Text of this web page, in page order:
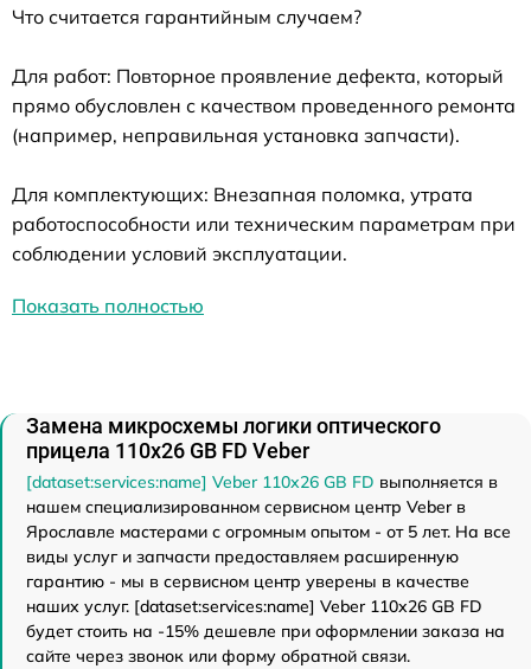
Что считается гарантийным случаем?
Для работ: Повторное проявление дефекта, который
прямо обусловлен с качеством проведенного ремонта
(например, неправильная установка запчасти).
Для комплектующих: Внезапная поломка, утрата
работоспособности или техническим параметрам при
соблюдении условий эксплуатации.
Показать полностью
Замена микросхемы логики оптического
прицела 110х26 GB FD Veber
[dataset:services:name] Veber 110х26 GB FD выполняется в
нашем специализированном сервисном центр Veber в
Ярославле мастерами с огромным опытом - от 5 лет. На все
виды услуг и запчасти предоставляем расширенную
гарантию - мы в сервисном центр уверены в качестве
наших услуг. [dataset:services:name] Veber 110х26 GB FD
будет стоить на -15% дешевле при оформлении заказа на
сайте через звонок или форму обратной связи.